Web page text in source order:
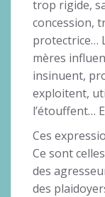
trop rigide,
concession,
protectrice…
mères
insinuent,
exploitent,
l’étouffent…
Ces
Ce sont
des
des